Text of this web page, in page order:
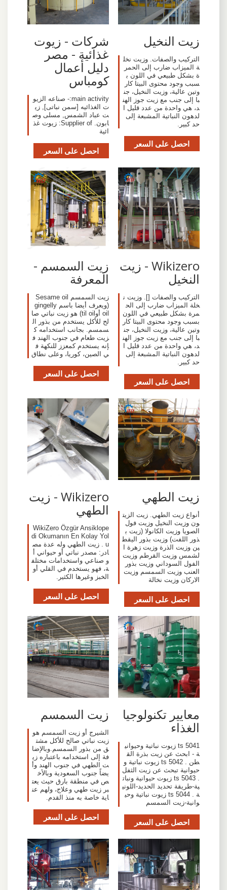
زيت النخيل
التركيب والصفات. وزيت نخل
ة الميزاب ضارب إلى الحمر
ة بشكل طبيعي في اللون ب
سبب وجود محتوى البيتا كار
وتين عالية، وزيت النخيل، جن
با إلى جنب مع زيت جوز الهن
د، هي واحدة من عدد قليل ا
لدهون النباتية المشبعة إلى
حد كبير.
احصل على السعر
شركات - زيوت
غذائية - مصر
دليل أعمال
كومباس
main activity:- صناعه الزيو
ت الغذائيه [سمن نباتى], زي
ت عباد الشمس, مسلى وص
ابون. Supplier of: زيوت غذ
ائية
احصل على السعر
Wikizero - زيت
النخيل
التركيب والصفات []. وزيت ن
خلة الميزاب ضارب إلى الح
مرة بشكل طبيعي في اللون
بسبب وجود محتوى البيتا كار
وتين عالية، وزيت النخيل، جن
با إلى جنب مع زيت جوز الهن
د، هي واحدة من عدد قليل ا
لدهون النباتية المشبعة إلى
حد كبير.
احصل على السعر
زيت السمسم -
المعرفة
زيت السمسم Sesame oil
(ويعرف أيضا باسم gingelly
oil أوtil oil) هو زيت نباتي صا
لح للأكل يستخدم من بذور ال
سمسم. بجانب استخدامه ك
زيت طعام في جنوب الهند ف
إنه يستخدم كمعزز للنكهة ف
ي الصين، كوريا، وعلى نطاق
احصل على السعر
زيت الطهي
أنواع زيت الطهي. زيت الزيت
ون وزيت النخيل وزيت فول
الصويا وزيت الكانولا (زيت ب
ذور اللفت) وزيت بذور اليقط
ين وزيت الذرة وزيت زهرة ا
لشمس وزيت القرطم وزيت
الفول السوداني وزيت بذور
العنب وزيت السمسم وزيت
الاركان وزيت نخالة
احصل على السعر
Wikizero - زيت
الطهي
WikiZero Özgür Ansiklope
di Okumanın En Kolay Yol
u . زيت الطهي وله عدة مص
ادر: مصدر نباتي أو حيواني أ
و صناعي واستخدامات مختلف
ة، فهو يستخدم في القلي أو
الخبز وغيرها الكثير.
احصل على السعر
معايير تكنولوجيا
الغذاء
ts 5041 زيوت نباتية وحيواني
ة - ابحث عن زيت بذرة الق
طن . ts 5042 زيوت نباتية و
حيوانية تبحث عن زيت الثفل
. ts 5043 زيوت حيوانية ونبات
ية-طريقة تحديد الحديد-اللوني
ة . ts 5044 زيوت نباتية وحي
وانية-زيت السمسم
احصل على السعر
زيت السمسم
الشيرج أو زيت السمسم هو
زيت نباتي صالح للأكل مشت
ق من بذور السمسم.وبالإضا
فة إلى استخدامه باعتباره زي
ت الطهي في جنوب الهند وأ
يضاً جنوب السعودية وبالأخ
ص في منطقة بارق حيث يعت
بر زيت طهي وعلاج، ولهم عن
اية خاصة به منذ القدم.
احصل على السعر